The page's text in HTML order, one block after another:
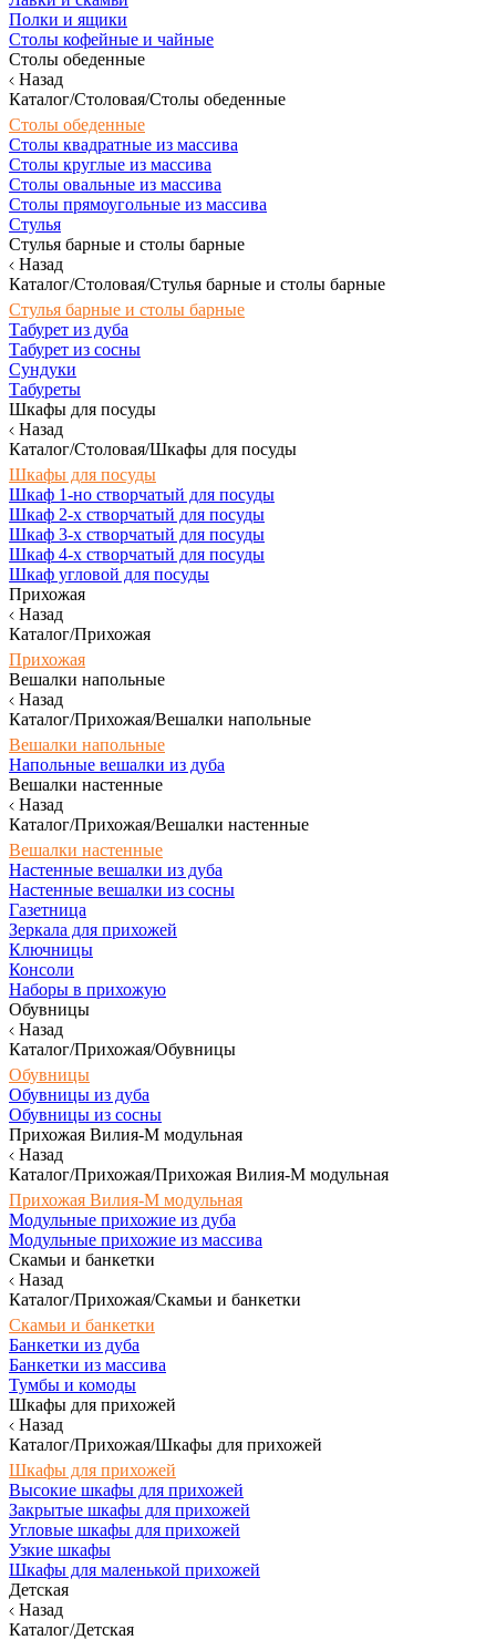
Полки и ящики
Столы кофейные и чайные
Столы обеденные
Назад
Каталог/Столовая/Столы обеденные
Столы обеденные
Столы квадратные из массива
Столы круглые из массива
Столы овальные из массива
Столы прямоугольные из массива
Стулья
Стулья барные и столы барные
Назад
Каталог/Столовая/Стулья барные и столы барные
Стулья барные и столы барные
Табурет из дуба
Табурет из сосны
Сундуки
Табуреты
Шкафы для посуды
Назад
Каталог/Столовая/Шкафы для посуды
Шкафы для посуды
Шкаф 1-но створчатый для посуды
Шкаф 2-х створчатый для посуды
Шкаф 3-х створчатый для посуды
Шкаф 4-х створчатый для посуды
Шкаф угловой для посуды
Прихожая
Назад
Каталог/Прихожая
Прихожая
Вешалки напольные
Назад
Каталог/Прихожая/Вешалки напольные
Вешалки напольные
Напольные вешалки из дуба
Вешалки настенные
Назад
Каталог/Прихожая/Вешалки настенные
Вешалки настенные
Настенные вешалки из дуба
Настенные вешалки из сосны
Газетница
Зеркала для прихожей
Ключницы
Консоли
Наборы в прихожую
Обувницы
Назад
Каталог/Прихожая/Обувницы
Обувницы
Обувницы из дуба
Обувницы из сосны
Прихожая Вилия-М модульная
Назад
Каталог/Прихожая/Прихожая Вилия-М модульная
Прихожая Вилия-М модульная
Модульные прихожие из дуба
Модульные прихожие из массива
Скамьи и банкетки
Назад
Каталог/Прихожая/Скамьи и банкетки
Скамьи и банкетки
Банкетки из дуба
Банкетки из массива
Тумбы и комоды
Шкафы для прихожей
Назад
Каталог/Прихожая/Шкафы для прихожей
Шкафы для прихожей
Высокие шкафы для прихожей
Закрытые шкафы для прихожей
Угловые шкафы для прихожей
Узкие шкафы
Шкафы для маленькой прихожей
Детская
Назад
Каталог/Детская